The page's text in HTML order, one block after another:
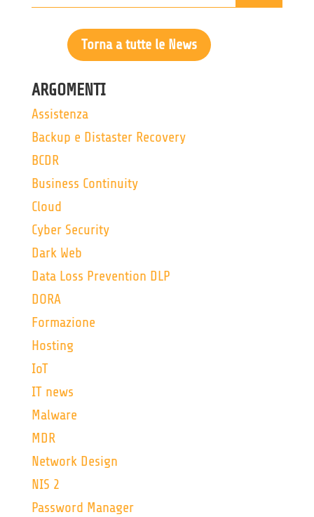
Torna a tutte le News
ARGOMENTI
Assistenza
Backup e Distaster Recovery
BCDR
Business Continuity
Cloud
Cyber Security
Dark Web
Data Loss Prevention DLP
DORA
Formazione
Hosting
IoT
IT news
Malware
MDR
Network Design
NIS 2
Password Manager